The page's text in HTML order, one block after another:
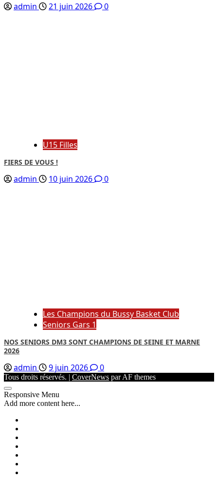
admin 21 juin 2026 0
U15 Filles
FIERS DE VOUS !
admin 10 juin 2026 0
Les Champions du Bussy Basket Club
Seniors Gars 1
NOS SENIORS DM3 SONT CHAMPIONS DE SEINE ET MARNE
2026
admin 9 juin 2026 0
Tous droits réservés. | CoverNews par AF themes
Responsive Menu
Add more content here...